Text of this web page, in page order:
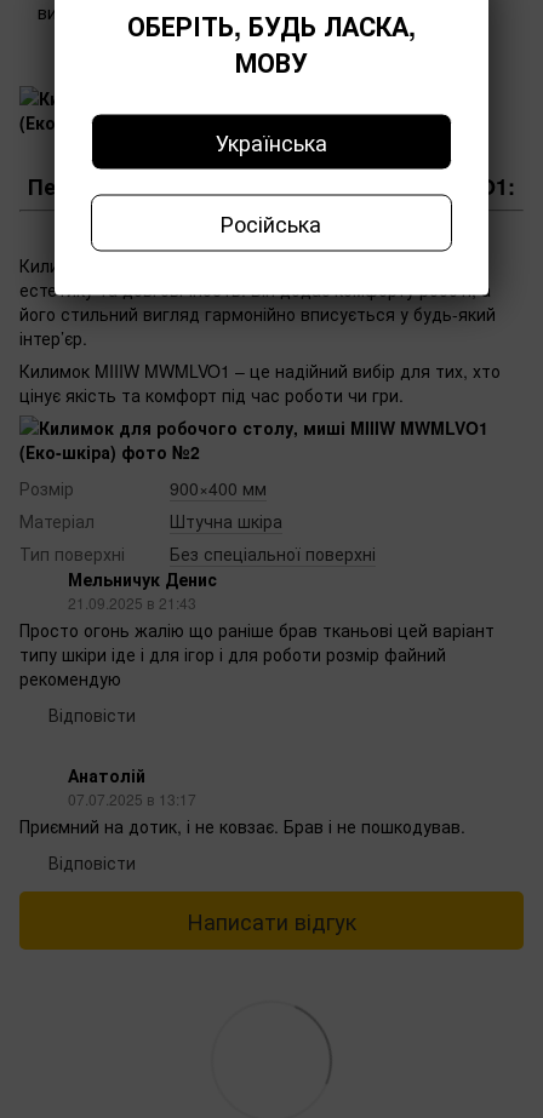
витирається серветкою.
Переваги килимка для миші MIIIW MWMLVO1:
Килимок для робочого столу поєднує функціональність,
естетику та довговічность. Він додає комфорту роботі, а
його стильний вигляд гармонійно вписується у будь-який
інтер’єр.
Килимок MIIIW MWMLVO1 – це надійний вибір для тих, хто
цінує якість та комфорт під час роботи чи гри.
Розмір
900×400 мм
Матеріал
Штучна шкіра
Тип поверхні
Без спеціальної поверхні
Мельничук Денис
21.09.2025 в 21:43
Просто огонь жалію що раніше брав тканьові цей варіант
типу шкіри іде і для ігор і для роботи розмір файний
рекомендую
Відповісти
Анатолій
07.07.2025 в 13:17
Приємний на дотик, і не ковзає. Брав і не пошкодував.
Відповісти
Написати відгук
ОБЕРІТЬ, БУДЬ ЛАСКА,
МОВУ
Українська
Російська